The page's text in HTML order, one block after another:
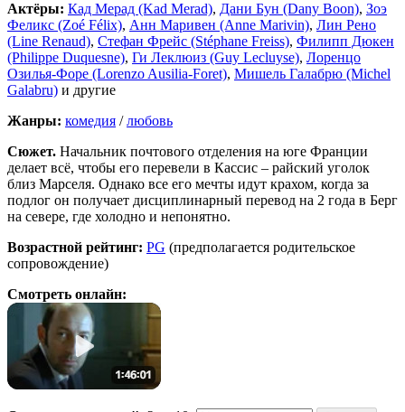
Актёры: Кад Мерад (Kad Merad), Дани Бун (Dany Boon), Зоэ
Феликс (Zoé Félix), Анн Маривен (Anne Marivin), Лин Рено
(Line Renaud), Стефан Фрейс (Stéphane Freiss), Филипп Дюкен
(Philippe Duquesne), Ги Леклюиз (Guy Lecluyse), Лоренцо
Озилья-Форе (Lorenzo Ausilia-Foret), Мишель Галабрю (Michel
Galabru) и другие
Жанры: комедия /любовь
Сюжет. Начальник почтового отделения на юге Франции
делает всё, чтобы его перевели в Кассис – райский уголок
близ Марселя. Однако все его мечты идут крахом, когда за
подлог он получает дисциплинарный перевод на 2 года в Берг
на севере, где холодно и непонятно.
Возрастной рейтинг: PG (предполагается родительское
сопровождение)
Смотреть онлайн: